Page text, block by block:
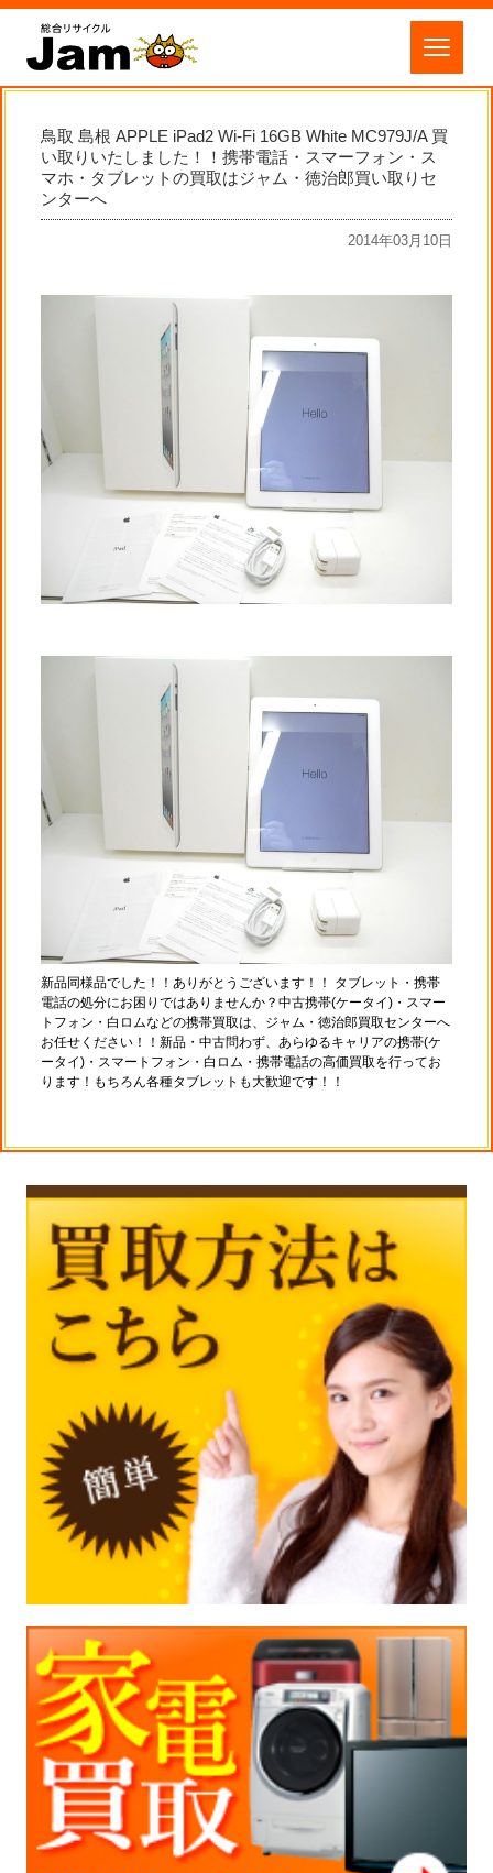
鳥取 島根 APPLE iPad2 Wi-Fi 16GB White MC979J/A 買
い取りいたしました！！携帯電話・スマーフォン・ス
マホ・タブレットの買取はジャム・徳治郎買い取りセ
ンターへ
2014年03月10日
新品同様品でした！！ありがとうございます！！ タブレット・携帯
電話の処分にお困りではありませんか？中古携帯(ケータイ)・スマー
トフォン・白ロムなどの携帯買取は、ジャム・徳治郎買取センターへ
お任せください！！新品・中古問わず、あらゆるキャリアの携帯(ケ
ータイ)・スマートフォン・白ロム・携帯電話の高価買取を行ってお
ります！もちろん各種タブレットも大歓迎です！！